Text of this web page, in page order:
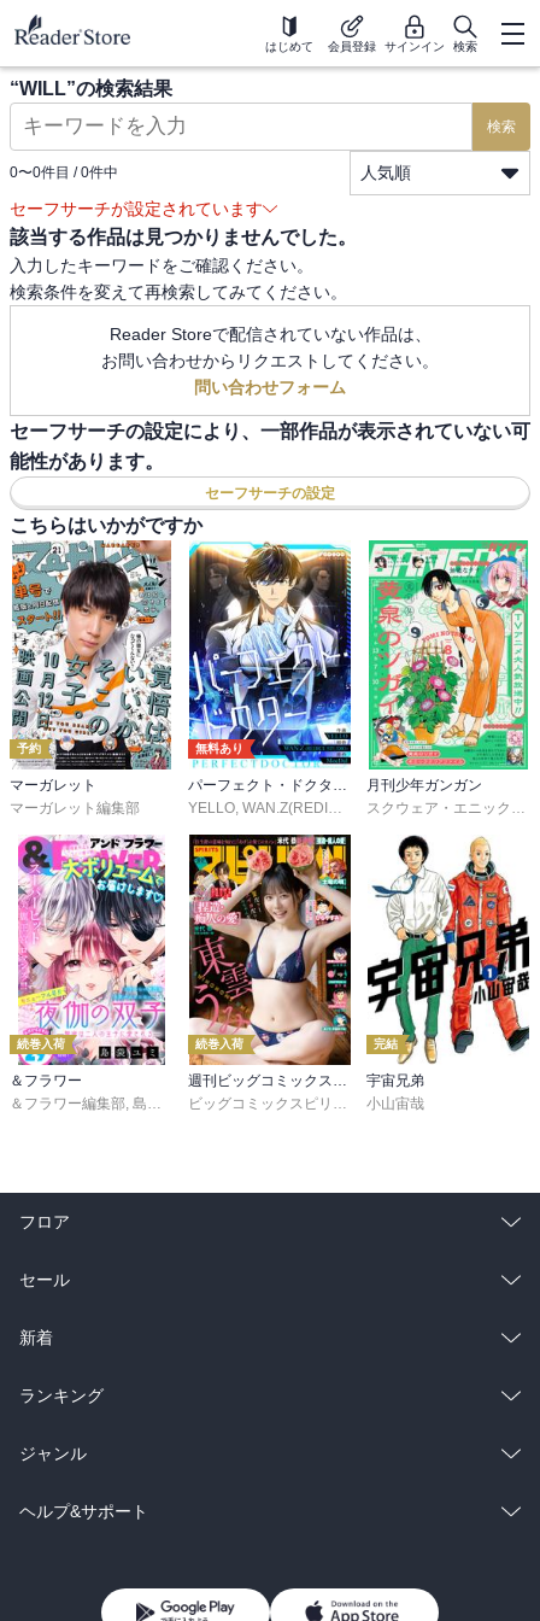
はじめて 会員登録 サインイン 検索
“WILL”の検索結果
検索
0〜0件目 / 0件中
人気順
セーフサーチが設定されています
該当する作品は見つかりませんでした。
入力したキーワードをご確認ください。
検索条件を変えて再検索してみてください。
Reader Storeで配信されていない作品は、
お問い合わせからリクエストしてください。
問い合わせフォーム
セーフサーチの設定により、一部作品が表示されていない可
能性があります。
セーフサーチの設定
こちらはいかがですか
予約
マーガレット
マーガレット編集部
無料あり
パーフェクト・ドクター【タテヨミ】
YELLO, WAN.Z(REDICE STUDIO) ,MoeDal,REDICE
月刊少年ガンガン
スクウェア・エニックス
続巻入荷
＆フラワー
＆フラワー編集部 島袋ユミ ,ましい柚茉,甘宮ちか 真村澪生,もりなかもなか
続巻入荷 完結
宇宙兄弟
小山宙哉
フロア
総合
ラノベ
雑誌・グラビア
BL・TL
セール
総合
ラノベ
雑誌・グラビア
BL・TL
新着
総合
ラノベ
雑誌・グラビア
ランキング
総合
ラノベ
ジャンル
コミック
ヘルプ&サポート